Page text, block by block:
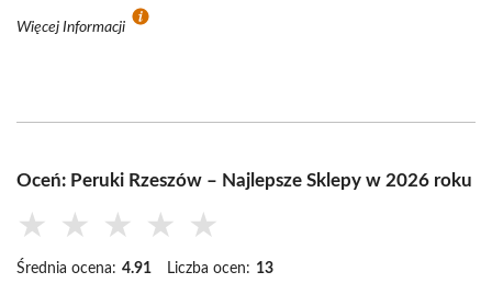
Więcej Informacji
Oceń: Peruki Rzeszów – Najlepsze Sklepy w 2026 roku
★ ★ ★ ★ ★
Średnia ocena: 4.91 Liczba ocen: 13